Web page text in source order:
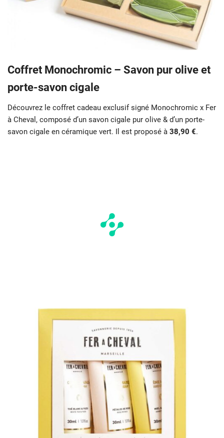
Coffret Monochromic – Savon pur olive et
porte-savon cigale
Découvrez le coffret cadeau exclusif signé Monochromic x Fer
à Cheval, composé d’un savon cigale pur olive & d’un porte-
savon cigale en céramique vert. Il est proposé à 38,90 €.